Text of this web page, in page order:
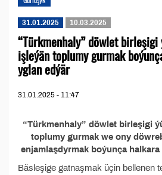
31.01.2025 10.03.2025
“Türkmenhaly” döwlet birleşigi
işleýän toplumy gurmak
yglan edýär
31.01.2025 - 11:47
“Türkmenhaly” döwlet birleşigi
toplumy gurmak we ony
enjamlaşdyrmak boýunça
Bäsleşige gatnaşmak üçin bellenen